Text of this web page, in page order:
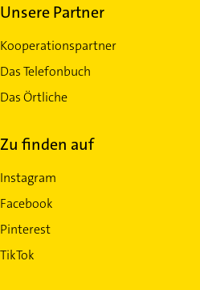
Unsere Partner
Kooperationspartner
Das Telefonbuch
Das Örtliche
Zu finden auf
Instagram
Facebook
Pinterest
TikTok